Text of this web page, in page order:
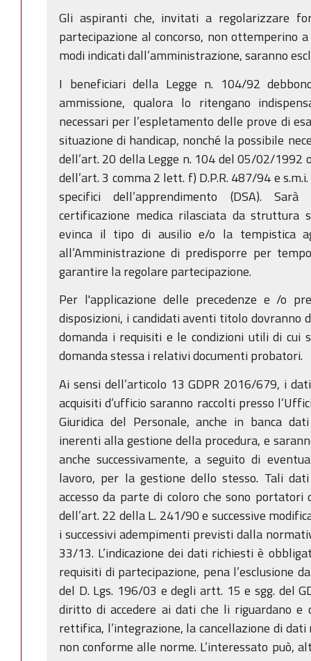
Gli aspiranti che, invitati a regolarizzare
partecipazione al concorso, non ottemperino
modi indicati dall’amministrazione, saranno
I beneficiari della Legge n. 104/92
ammissione, qualora lo ritengano
necessari per l’espletamento delle prove di
situazione di handicap, nonché la possibile
dell’art. 20 della Legge n. 104 del 05/02/1992
dell’art. 3 comma 2 lett. f) D.P.R. 487/94 e
specifici dell’apprendimento (DSA).
certificazione medica rilasciata da struttura
evinca il tipo di ausilio e/o la tempistica
all’Amministrazione di predisporre per
garantire la regolare partecipazione.
Per l'applicazione delle precedenze e /o
disposizioni, i candidati aventi titolo dovranno
domanda i requisiti e le condizioni utili di cui
domanda stessa i relativi documenti probatori.
Ai sensi dell’articolo 13 GDPR 2016/679, i
acquisiti d’ufficio saranno raccolti presso
Giuridica del Personale, anche in banca
inerenti alla gestione della procedura, e
anche successivamente, a seguito di
lavoro, per la gestione dello stesso. Tali
accesso da parte di coloro che sono
dell’art. 22 della L. 241/90 e successive
i successivi adempimenti previsti dalla
33/13. L’indicazione dei dati richiesti è
requisiti di partecipazione, pena l’esclusione
del D. Lgs. 196/03 e degli artt. 15 e sgg. del
diritto di accedere ai dati che li riguardano e
rettifica, l’integrazione, la cancellazione di
non conforme alle norme. L’interessato può,